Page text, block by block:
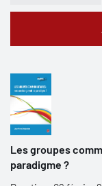
Les groupes
paradigme ?